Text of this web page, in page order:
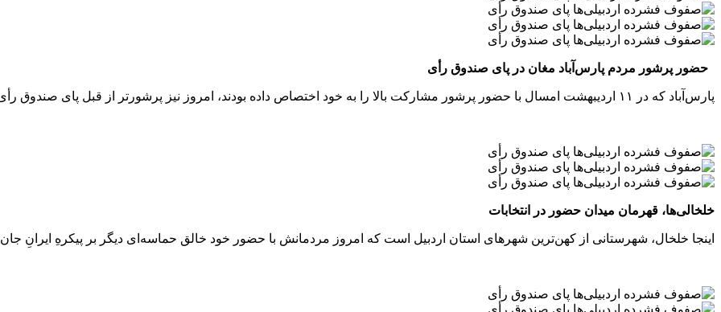
حضور پرشور مردم پارس‌آباد مغان در پای صندوق رأی
پارس‌آباد که در ۱۱ اردیبهشت امسال با حضور پرشور مشارکت بالا را به خود اختصاص داده بودند، امروز نیز پرشورتر از قبل پای صندوق رأی آمدند.
خلخالی‌ها، قهرمان میدان حضور در انتخابات
اینجا خلخال، شهرستانی از کهن‌ترین شهرهای استان اردبیل است که امروز مردمانش با حضور خود خالق حماسه‌ای دیگر بر پیکرهِ ایرانِ